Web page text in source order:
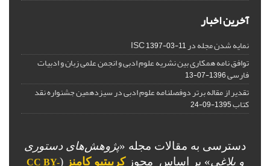
آخرین اخبار
نمایه شدن مجله در ISC1397-03-11
توافق نامه همکاری بین نشریه علوم ادبی و انجمن علمی زبان و ادبیات
فارسی1396-07-13
تقدیر از مقاله برتر دوفصلنامه علوم ادبی در سیزدهمین جشنواره نقد
کتاب1395-09-24
دسترسی به مقالات مجله «پژوهش‌های دستوری
و بلاغی» بر اساس مجوزکرییتیو کامنز (
CC BY-